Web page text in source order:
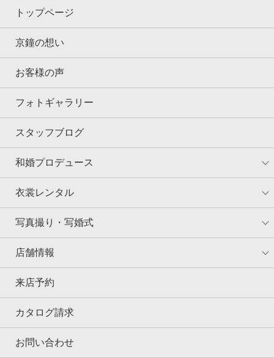
トップページ
京鐘の想い
お客様の声
フォトギャラリー
スタッフブログ
和婚プロデュース
衣裳レンタル
写真撮り・写婚式
店舗情報
来店予約
カタログ請求
お問い合わせ